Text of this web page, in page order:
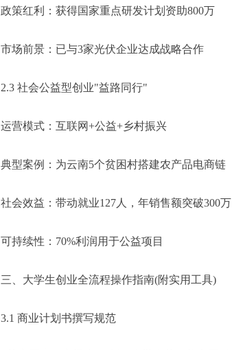
政策红利：获得国家重点研发计划资助800万
市场前景：已与3家光伏企业达成战略合作
2.3 社会公益型创业"益路同行"
运营模式：互联网+公益+乡村振兴
典型案例：为云南5个贫困村搭建农产品电商链
社会效益：带动就业127人，年销售额突破300万
可持续性：70%利润用于公益项目
三、大学生创业全流程操作指南(附实用工具)
3.1 商业计划书撰写规范